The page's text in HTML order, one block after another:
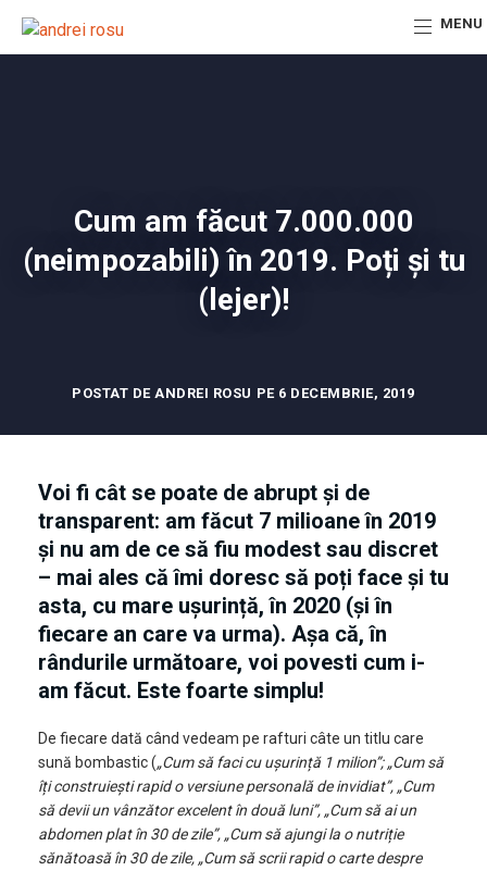
MENU
Cum am făcut 7.000.000
(neimpozabili) în 2019. Poți și tu
(lejer)!
POSTAT DE ANDREI ROSU PE 6 DECEMBRIE, 2019
Voi fi cât se poate de abrupt și de
transparent: am făcut 7 milioane în 2019
și nu am de ce să fiu modest sau discret
– mai ales că îmi doresc să poți face și tu
asta, cu mare ușurință, în 2020 (și în
fiecare an care va urma). Așa că, în
rândurile următoare, voi povesti cum i-
am făcut. Este foarte simplu!
De fiecare dată când vedeam pe rafturi câte un titlu care
sună bombastic („Cum să faci cu ușurință 1 milion”; „Cum să
îți construiești rapid o versiune personală de invidiat”, „Cum
să devii un vânzător excelent în două luni”, „Cum să ai un
abdomen plat în 30 de zile”, „Cum să ajungi la o nutriție
sănătoasă în 30 de zile, „Cum să scrii rapid o carte despre